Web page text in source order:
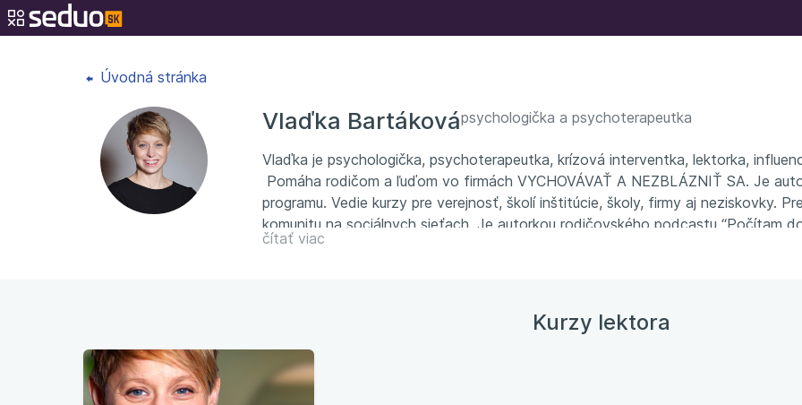
Úvodná stránka
Vlaďka Bartákovápsychologička a psychoterapeutka
Vlaďka je psychologička, psychoterapeutka, krízová interventka, lektorka,
Pomáha rodičom a ľuďom vo firmách VYCHOVÁVAŤ A NEZBLÁZNIŤ SA. Je
programu. Vedie kurzy pre verejnosť, školí inštitúcie, školy, firmy aj neziskovky.
komunitu na sociálnych sieťach. Je autorkou rodičovského podcastu “Počítam
kompetencií alebo zabezpečovala individuálne rodičovské konzultácie vo
čítať viac
Kurzy lektora